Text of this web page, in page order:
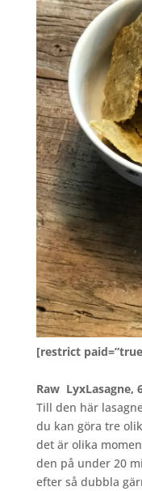
[restrict
Raw LyxLasagne,
Till den här
du kan göra tre
det är olika
den på under 20
efter så dubbla